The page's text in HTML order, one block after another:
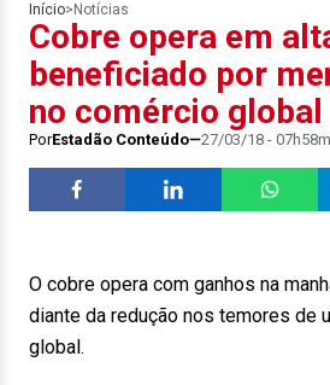
Início> Notícias
Cobre opera em
beneficiado por
no comércio global
PorEstadão Conteúdo 27/03/18 -
O cobre opera com ganhos na
diante da redução nos temores de
global.